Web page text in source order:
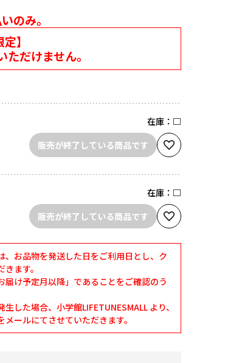
のみ。
】
だけません。
在庫： □
販売が終了している商品です
在庫： □
販売が終了している商品です
お品物を発送した日をご利用日とし、ク
ます。
け予定月以降」であることをご確認のう
した場合、小学館LIFETUNESMALL より、
ールにてさせていただきます。